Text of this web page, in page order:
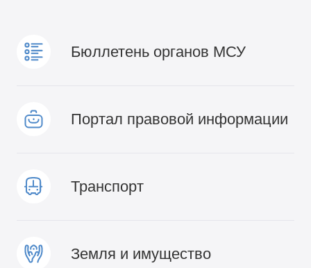
Бюллетень органов МСУ
Портал правовой информации
Транспорт
Земля и имущество